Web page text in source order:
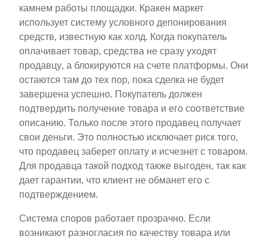
камнем работы площадки. Кракен маркет
использует систему условного депонирования
средств, известную как холд. Когда покупатель
оплачивает товар, средства не сразу уходят
продавцу, а блокируются на счете платформы. Они
остаются там до тех пор, пока сделка не будет
завершена успешно. Покупатель должен
подтвердить получение товара и его соответствие
описанию. Только после этого продавец получает
свои деньги. Это полностью исключает риск того,
что продавец заберет оплату и исчезнет с товаром.
Для продавца такой подход также выгоден, так как
дает гарантии, что клиент не обманет его с
подтверждением.
Система споров работает прозрачно. Если
возникают разногласия по качеству товара или